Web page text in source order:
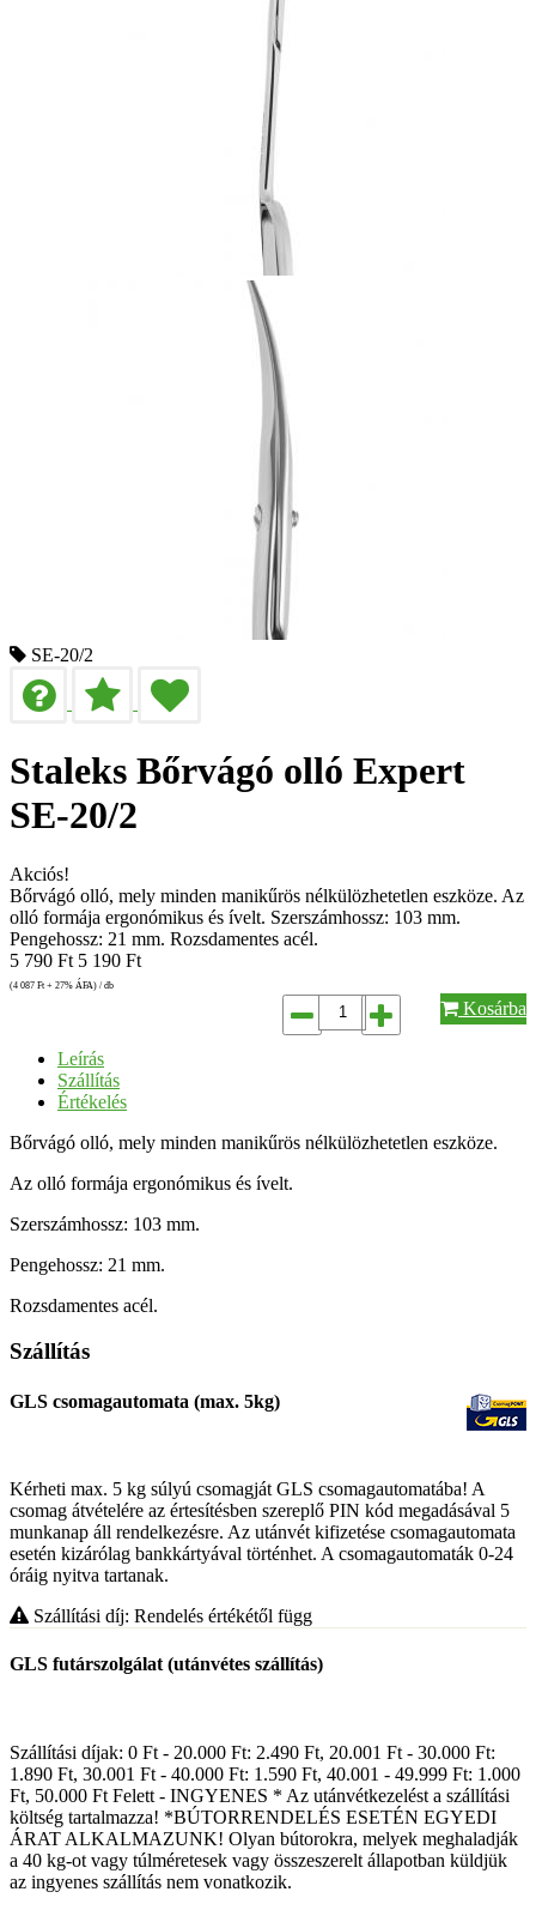
SE-20/2
Staleks Bőrvágó olló Expert
SE-20/2
Akciós!
Bőrvágó olló, mely minden manikűrös nélkülözhetetlen eszköze. Az
olló formája ergonómikus és ívelt. Szerszámhossz: 103 mm.
Pengehossz: 21 mm. Rozsdamentes acél.
5 790 Ft 5 190 Ft
(4 087 Ft + 27% ÁFA) / db
Kosárba
Leírás
Szállítás
Értékelés
Bőrvágó olló, mely minden manikűrös nélkülözhetetlen eszköze.
Az olló formája ergonómikus és ívelt.
Szerszámhossz: 103 mm.
Pengehossz: 21 mm.
Rozsdamentes acél.
Szállítás
GLS csomagautomata (max. 5kg)
Kérheti max. 5 kg súlyú csomagját GLS csomagautomatába! A
csomag átvételére az értesítésben szereplő PIN kód megadásával 5
munkanap áll rendelkezésre. Az utánvét kifizetése csomagautomata
esetén kizárólag bankkártyával történhet. A csomagautomaták 0-24
óráig nyitva tartanak.
Szállítási díj: Rendelés értékétől függ
GLS futárszolgálat (utánvétes szállítás)
Szállítási díjak: 0 Ft - 20.000 Ft: 2.490 Ft, 20.001 Ft - 30.000 Ft:
1.890 Ft, 30.001 Ft - 40.000 Ft: 1.590 Ft, 40.001 - 49.999 Ft: 1.000
Ft, 50.000 Ft Felett - INGYENES * Az utánvétkezelést a szállítási
költség tartalmazza! *BÚTORRENDELÉS ESETÉN EGYEDI
ÁRAT ALKALMAZUNK! Olyan bútorokra, melyek meghaladják
a 40 kg-ot vagy túlméretesek vagy összeszerelt állapotban küldjük
az ingyenes szállítás nem vonatkozik.